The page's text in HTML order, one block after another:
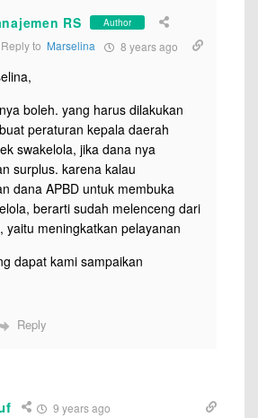
RS Author
Reply to Marselina 8 years ago
boleh. yang harus dilakukan
peraturan kepala daerah
swakelola, jika dana nya
surplus. karena kalau
dana APBD untuk membuka
berarti sudah melenceng dari
yaitu meningkatkan pelayanan
dapat kami sampaikan
Reply
9 years ago